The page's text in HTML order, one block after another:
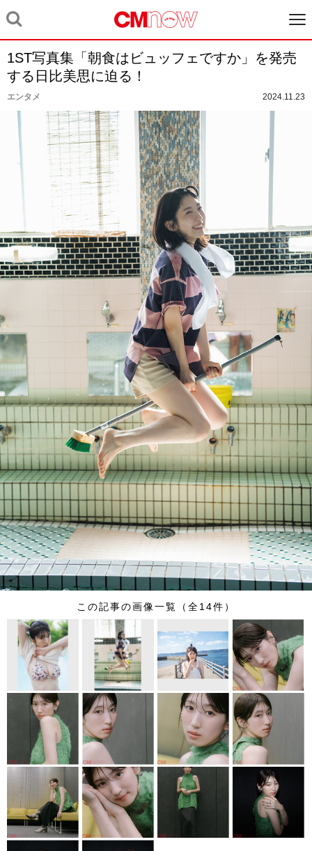
1ST写真集「朝食はビュッフェですか」を発売
する日比美思に迫る！
エンタメ 2024.11.23
この記事の画像一覧（全14件）